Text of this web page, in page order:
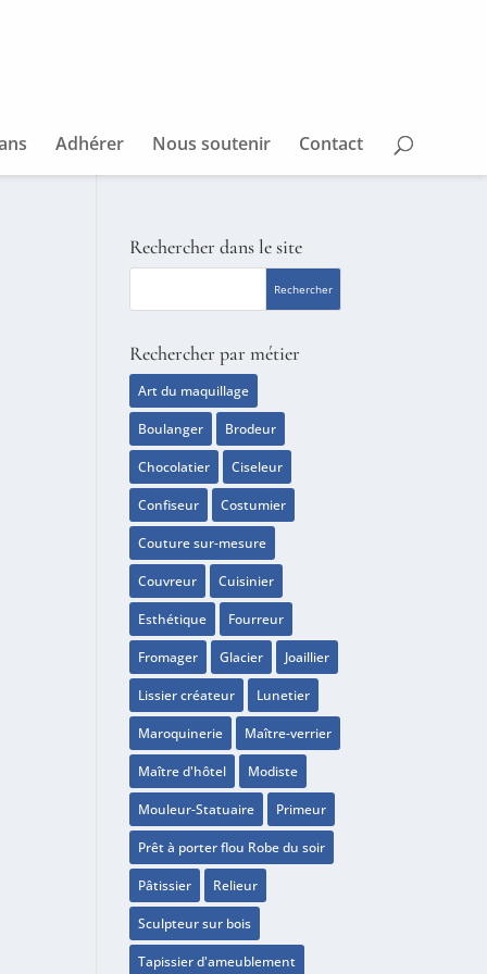
Adhérer Nous soutenir Contact
Rechercher dans le site
Rechercher par métier
Art du maquillage
Boulanger Brodeur
Chocolatier Ciseleur
Confiseur Costumier
Couture sur-mesure
Couvreur Cuisinier
Esthétique Fourreur
Fromager Glacier Joaillier
Lissier créateur Lunetier
Maroquinerie Maître-verrier
Maître d'hôtel Modiste
Mouleur-Statuaire Primeur
Prêt à porter flou Robe du soir
Pâtissier Relieur
Sculpteur sur bois
Tapissier d'ameublement